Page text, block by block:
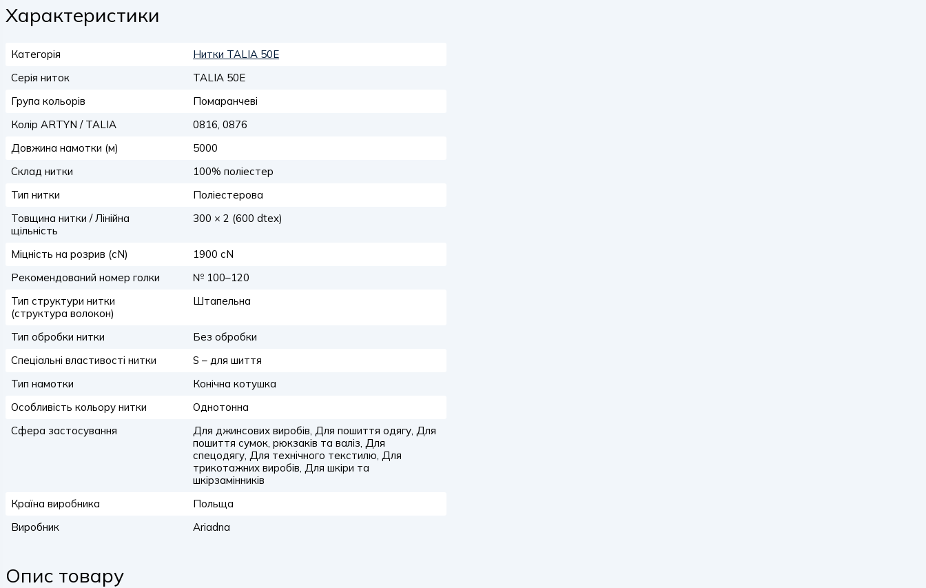
Характеристики
Категорія
Нитки TALIA 50E
Серія ниток
TALIA 50E
Група кольорів
Помаранчеві
Колір ARTYN / TALIA
0816, 0876
Довжина намотки (м)
5000
Склад нитки
100% поліестер
Тип нитки
Поліестерова
Товщина нитки / Лінійна
щільність
300 × 2 (600 dtex)
Міцність на розрив (сN)
1900 сN
Рекомендований номер голки
№ 100–120
Тип структури нитки
(структура волокон)
Штапельна
Тип обробки нитки
Без обробки
Спеціальні властивості нитки
S – для шиття
Тип намотки
Конічна котушка
Особливість кольору нитки
Однотонна
Сфера застосування
Для джинсових виробів, Для пошиття одягу, Для
пошиття сумок, рюкзаків та валіз, Для
спецодягу, Для технічного текстилю, Для
трикотажних виробів, Для шкіри та
шкірзамінників
Країна виробника
Польща
Виробник
Ariadna
Опис товару